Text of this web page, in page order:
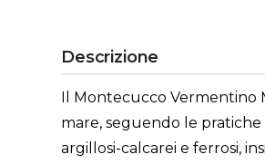
Descrizione
Il Montecucco Vermentino
mare, seguendo le
argillosi-calcarei e ferrosi,